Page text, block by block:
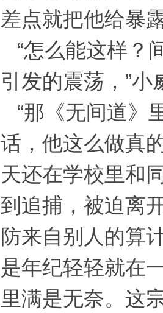
差点就把他给暴
“怎么能这样？
引发的震荡，”小
“那《无间道》
话，他这么做真
天还在学校里和
到追捕，被迫离
防来自别人的算
是年纪轻轻就在
里满是无奈。这